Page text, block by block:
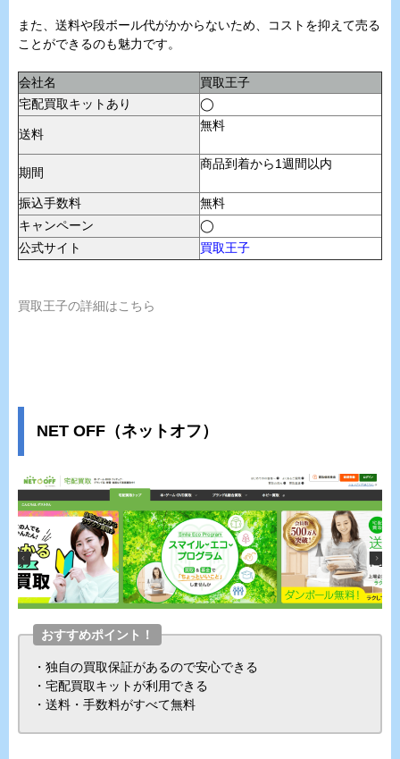
また、送料や段ボール代がかからないため、コストを抑えて売る
ことができるのも魅力です。
会社名
買取王子
宅配買取キットあり
◯
送料
無料
期間
商品到着から1週間以内
振込手数料
無料
キャンペーン
◯
公式サイト
買取王子
買取王子の詳細はこちら
NET OFF（ネットオフ）
おすすめポイント！
・独自の買取保証があるので安心できる
・宅配買取キットが利用できる
・送料・手数料がすべて無料